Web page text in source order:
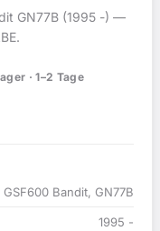
GN77B (1995 -) —
€.
· 1–2 Tage
GSF600 Bandit, GN77B
1995 -